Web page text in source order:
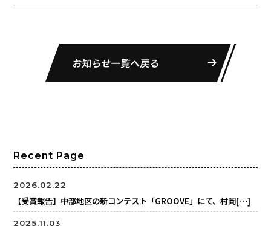
お知らせ一覧へ戻る
Recent Page
2026.02.22
【受賞報告】中部地区の新コンテスト「GROOVE」にて、村岡[…]
2025.11.03